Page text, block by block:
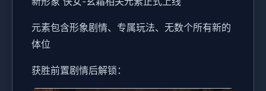
元素包含形象剧情、专属玩法、无数个所有新的
体位
获胜前置剧情后解锁：